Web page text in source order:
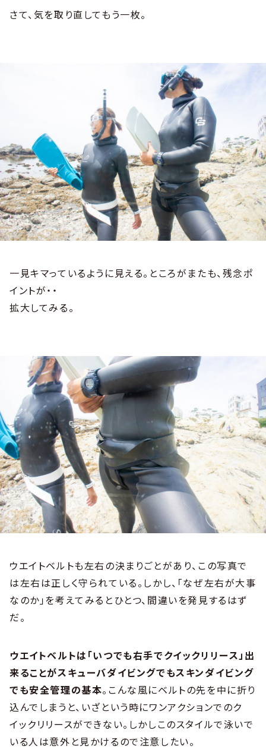
さて、気を取り直してもう一枚。
一見キマっているように見える。ところがまたも、残念ポ
イントが・・
拡大してみる。
ウエイトベルトも左右の決まりごとがあり、この写真で
は左右は正しく守られている。しかし、「なぜ左右が大事
なのか」を考えてみるとひとつ、間違いを発見するはず
だ。
ウエイトベルトは「いつでも右手でクイックリリース」出
来ることがスキューバダイビングでもスキンダイビング
でも安全管理の基本。こんな風にベルトの先を中に折り
込んでしまうと、いざという時にワンアクションでのク
イックリリースができない。しかしこのスタイルで泳いで
いる人は意外と見かけるので注意したい。